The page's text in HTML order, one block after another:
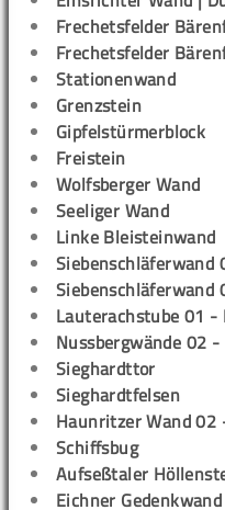
Frechetsfelder
Frechetsfelder
Stationenwand
Grenzstein
Gipfelstürmerblock
Freistein
Wolfsberger Wand
Seeliger Wand
Linke Bleisteinwand
Siebenschläferwand
Lauterachstube 01 -
Nussbergwände 02
Sieghardttor
Sieghardtfelsen
Haunritzer Wand
Schiffsbug
Aufseßtaler
Eichner Gedenkwand